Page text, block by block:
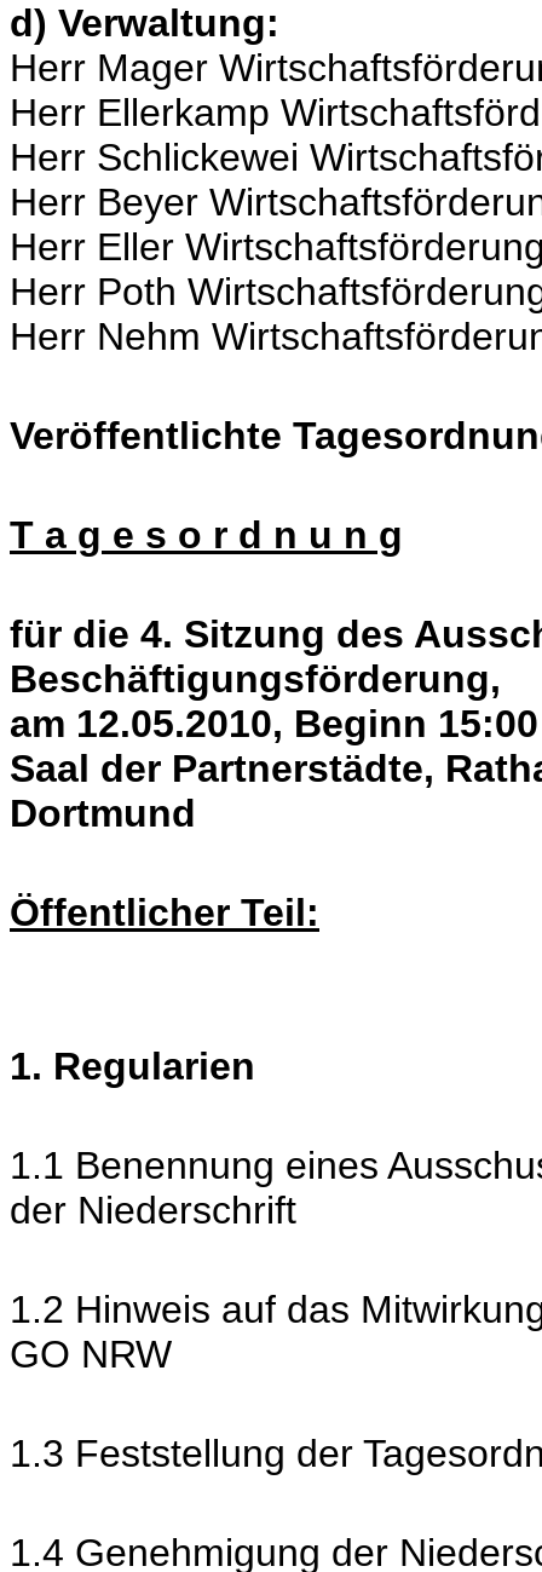
d) Verwaltung:
Herr Mager
Herr Ellerkamp
Herr Schlickewei
Herr Beyer
Herr Eller
Herr Poth
Herr Nehm
Veröffentlichte
T a g e s o r d n u n g
für die 4. Sitzung des
Beschäftigungsförderung,
am 12.05.2010, Beginn
Saal der Partnerstädte,
Dortmund
Öffentlicher Teil:
1. Regularien
1.1 Benennung eines
der Niederschrift
1.2 Hinweis auf das
GO NRW
1.3 Feststellung der
1.4 Genehmigung der